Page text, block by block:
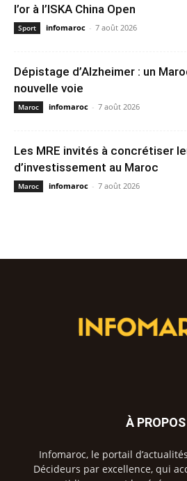
l’or à l’ISKA China Open
Sport infomaroc - 7 août 2026
Dépistage d’Alzheimer : un
nouvelle voie
Maroc infomaroc - 7 août 2026
Les MRE invités à concrétiser
d’investissement au Maroc
Maroc infomaroc - 7 août 2026
À PROPOS
Infomaroc, le portail
Décideurs par excellence, qui